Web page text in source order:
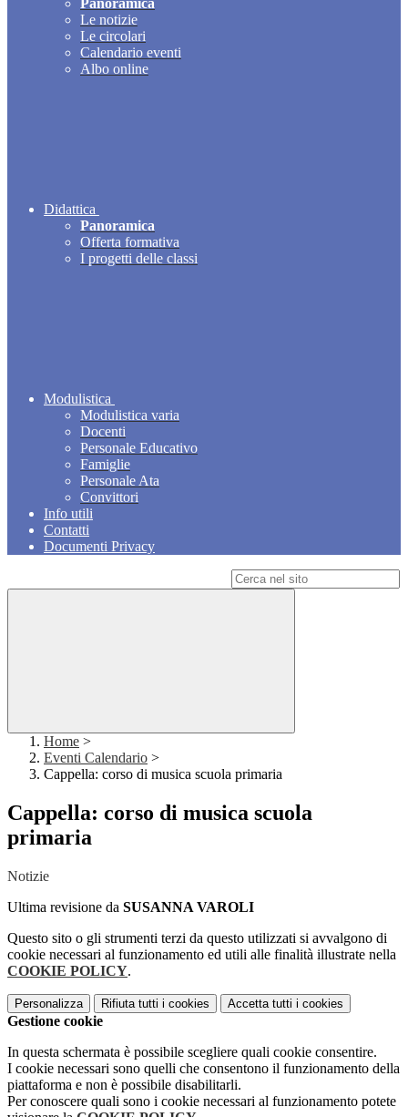
Panoramica
Le notizie
Le circolari
Calendario eventi
Albo online
Didattica
Panoramica
Offerta formativa
I progetti delle classi
Modulistica
Modulistica varia
Docenti
Personale Educativo
Famiglie
Personale Ata
Convittori
Info utili
Contatti
Documenti Privacy
Home >
Eventi Calendario >
Cappella: corso di musica scuola primaria
Cappella: corso di musica scuola
primaria
Notizie
Ultima revisione da SUSANNA VAROLI
Questo sito o gli strumenti terzi da questo utilizzati si avvalgono di
cookie necessari al funzionamento ed utili alle finalità illustrate nella
COOKIE POLICY.
Personalizza Rifiuta tutti i cookies Accetta tutti i cookies
Gestione cookie
In questa schermata è possibile scegliere quali cookie consentire.
I cookie necessari sono quelli che consentono il funzionamento della
piattaforma e non è possibile disabilitarli.
Per conoscere quali sono i cookie necessari al funzionamento potete